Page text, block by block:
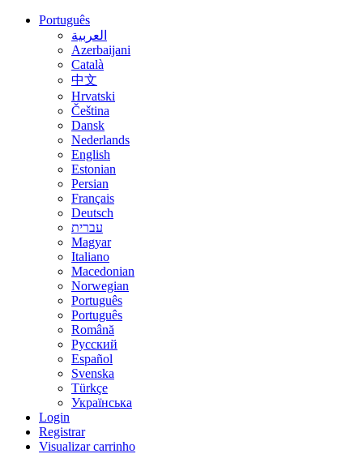
Português
العربية
Azerbaijani
Català
中文
Hrvatski
Čeština
Dansk
Nederlands
English
Estonian
Persian
Français
Deutsch
עברית
Magyar
Italiano
Macedonian
Norwegian
Português
Português
Română
Русский
Español
Svenska
Türkçe
Українська
Login
Registrar
Visualizar carrinho